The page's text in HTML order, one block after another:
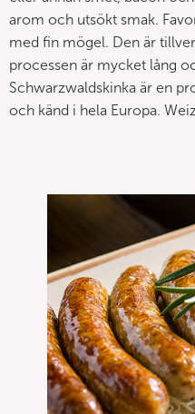
arom och utsökt smak.
med fin mögel. Den är
processen är mycket lång
Schwarzwaldskinka är en
och känd i hela Europa.